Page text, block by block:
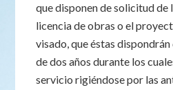
que disponen de solicitud de
licencia de obras o el
visado, que éstas
de dos años durante los
servicio rigiéndose por las